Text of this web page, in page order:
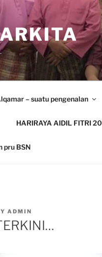
– suatu pengenalan
HARIRAYA AIDIL FITRI
pru BSN
ADMIN